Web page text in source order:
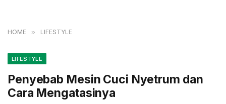
HOME » LIFESTYLE
LIFESTYLE
Penyebab Mesin Cuci Nyetrum dan
Cara Mengatasinya